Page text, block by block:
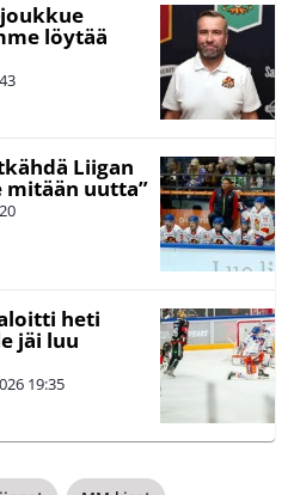
löytää
Liigan
mitään uutta”
heti
jäi luu
19:35